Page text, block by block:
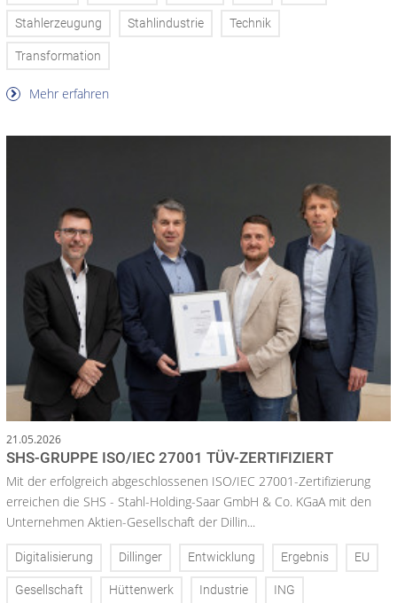
Stahlerzeugung Stahlindustrie Technik
Transformation
Mehr erfahren
21.05.2026
SHS-GRUPPE ISO/IEC 27001 TÜV-ZERTIFIZIERT
Mit der erfolgreich abgeschlossenen ISO/IEC 27001-Zertifizierung
erreichen die SHS - Stahl-Holding-Saar GmbH & Co. KGaA mit den
Unternehmen Aktien-Gesellschaft der Dillin...
Digitalisierung Dillinger Entwicklung Ergebnis EU
Gesellschaft Hüttenwerk Industrie ING